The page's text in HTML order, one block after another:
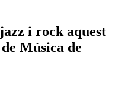
i rock aquest
Música de